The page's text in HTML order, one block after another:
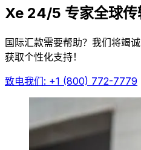
Xe 24/5 专家全球传
国际汇款需要帮助？我们将竭
获取个性化支持！
致电我们: +1 (800) 772-7779